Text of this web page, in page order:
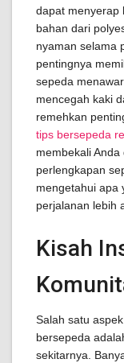
dapat menyerap
bahan dari
nyaman selama
pentingnya
sepeda
mencegah kaki
remehkan
tips bersepeda
membekali
perlengkapan
mengetahui apa
perjalanan lebih
Kisah
Salah satu
bersepeda
sekitarnya.